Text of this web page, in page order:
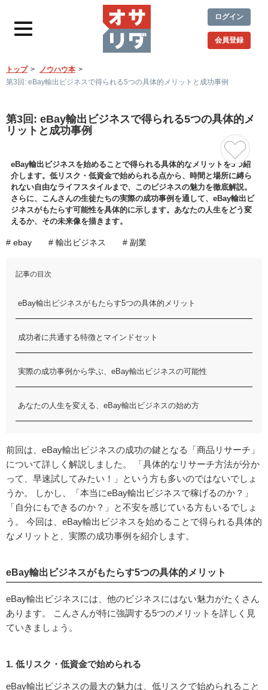
ログイン
会員登録
トップ
ノウハウ本
第3回: eBay輸出ビジネスで得られる5つの具体的メリットと成功事例
第3回: eBay輸出ビジネスで得られる5つの具体的メ
リットと成功事例
eBay輸出ビジネスを始めることで得られる具体的なメリットを5つ紹
介します。低リスク・低資金で始められる点から、時間と場所に縛ら
れない自由なライフスタイルまで、このビジネスの魅力を徹底解説。
さらに、こんさんの生徒たちの実際の成功事例を通して、eBay輸出ビ
ジネスがもたらす可能性を具体的に示します。あなたの人生をどう変
えるか、その未来像を描きます。
# ebay # 輸出ビジネス # 副業
記事の目次
eBay輸出ビジネスがもたらす5つの具体的メリット
成功者に共通する特徴とマインドセット
実際の成功事例から学ぶ、eBay輸出ビジネスの可能性
あなたの人生を変える、eBay輸出ビジネスの始め方
前回は、eBay輸出ビジネスの成功の鍵となる「商品リサーチ」
について詳しく解説しました。 「具体的なリサーチ方法が分か
って、早速試してみたい！」という方も多いのではないでしょ
うか。 しかし、「本当にeBay輸出ビジネスで稼げるのか？」
「自分にもできるのか？」と不安を感じている方もいるでしょ
う。 今回は、eBay輸出ビジネスを始めることで得られる具体的
なメリットと、実際の成功事例を紹介します。
eBay輸出ビジネスがもたらす5つの具体的メリット
eBay輸出ビジネスには、他のビジネスにはない魅力がたくさん
あります。 こんさんが特に強調する5つのメリットを詳しく見
ていきましょう。
1. 低リスク・低資金で始められる
eBay輸出ビジネスの最大の魅力は、低リスクで始められること